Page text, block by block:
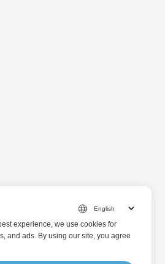
experience, we use cookies for
and ads. By using our site, you agree